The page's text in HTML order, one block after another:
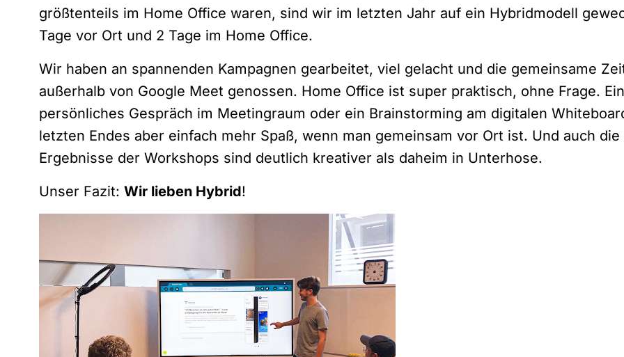
größtenteils im Home Office waren, sind wir im letzten Jahr auf ein Hybridmodell
Tage vor Ort und 2 Tage im Home Office.
Wir haben an spannenden Kampagnen gearbeitet, viel gelacht und die gemeinsame
außerhalb von Google Meet genossen. Home Office ist super praktisch, ohne Frage. Ein
persönliches Gespräch im Meetingraum oder ein Brainstorming am digitalen
letzten Endes aber einfach mehr Spaß, wenn man gemeinsam vor Ort ist. Und auch die
Ergebnisse der Workshops sind deutlich kreativer als daheim in Unterhose.
Unser Fazit: Wir lieben Hybrid!